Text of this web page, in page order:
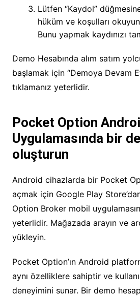
Lütfen “Kaydol”
hüküm ve koşulları
Bunu yapmak kaydınızı
Demo Hesabında alım satım
başlamak için “Demoya Devam
tıklamanız yeterlidir.
Pocket Option
Uygulamasında bir
oluşturun
Android cihazlarda bir Pocket
açmak için Google Play
Option Broker mobil
yeterlidir. Mağazada arayın ve
yükleyin.
Pocket Option’ın Android
aynı özelliklere sahiptir ve
deneyimini sunar. Bir demo